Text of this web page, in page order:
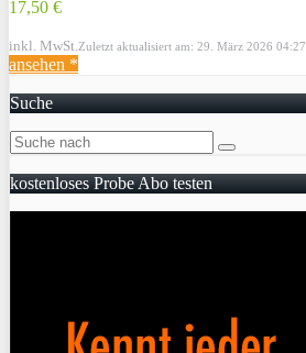
17,50 €
inkl. MwSt. Zuletzt aktualisiert am: 29. März 2026 04:27
ansehen *
Suche
kostenloses Probe Abo testen